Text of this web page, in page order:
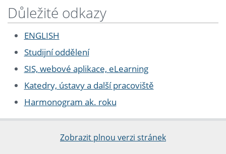
Důležité odkazy
ENGLISH
Studijní oddělení
SIS, webové aplikace, eLearning
Katedry, ústavy a další pracoviště
Harmonogram ak. roku
Zobrazit plnou verzi stránek